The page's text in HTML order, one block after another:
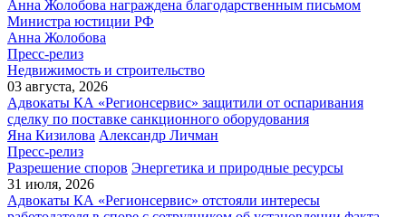
Анна Жолобова награждена благодарственным письмом
Министра юстиции РФ
Анна Жолобова
Пресс-релиз
Недвижимость и строительство
03 августа, 2026
Адвокаты КА «Регионсервис» защитили от оспаривания
сделку по поставке санкционного оборудования
Яна Кизилова Александр Личман
Пресс-релиз
Разрешение споров Энергетика и природные ресурсы
31 июля, 2026
Адвокаты КА «Регионсервис» отстояли интересы